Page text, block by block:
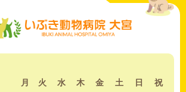
月 火 水 木 金 土 日 祝